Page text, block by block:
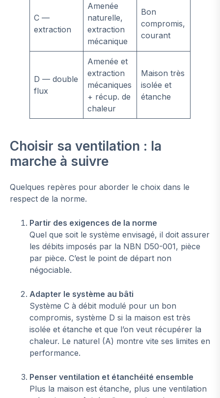
C —
extraction
Amenée
naturelle,
extraction
mécanique
Bon
compromis,
courant
D — double
flux
Amenée et
extraction
mécaniques
+ récup. de
chaleur
Maison très
isolée et
étanche
Choisir sa ventilation : la
marche à suivre
Quelques repères pour aborder le choix dans le
respect de la norme.
Partir des exigences de la norme
Quel que soit le système envisagé, il doit assurer
les débits imposés par la NBN D50-001, pièce
par pièce. C’est le point de départ non
négociable.
Adapter le système au bâti
Système C à débit modulé pour un bon
compromis, système D si la maison est très
isolée et étanche et que l’on veut récupérer la
chaleur. Le naturel (A) montre vite ses limites en
performance.
Penser ventilation et étanchéité ensemble
Plus la maison est étanche, plus une ventilation